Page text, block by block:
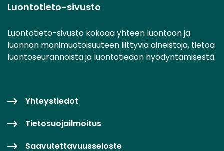
Luontotieto-sivusto
Luontotieto-sivusto kokoaa yhteen luontoon ja
luonnon monimuotoisuuteen liittyviä aineistoja, tietoa
luontoseurannoista ja luontotiedon hyödyntämisestä.
Yhteystiedot
Tietosuojailmoitus
Saavutettavuusseloste